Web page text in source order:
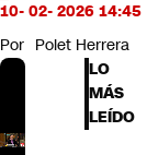
10- 02- 2026 14:45
Por Polet Herrera
LO
MÁS
LEÍDO